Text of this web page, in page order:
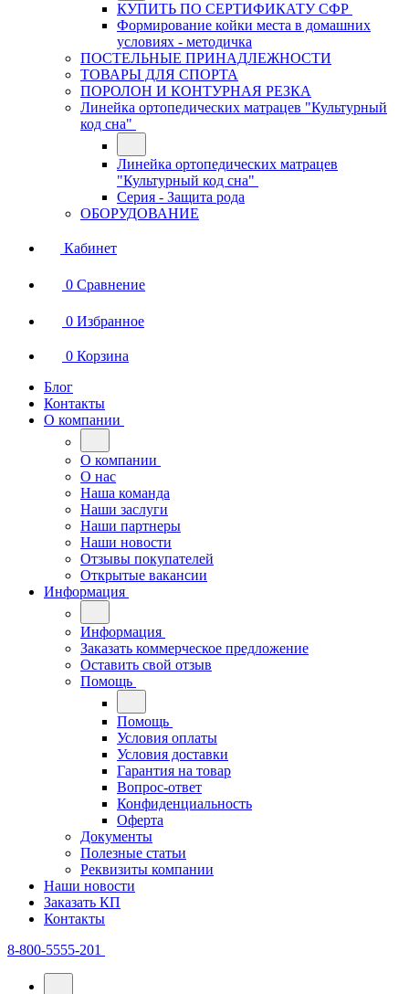
КУПИТЬ ПО СЕРТИФИКАТУ СФР
Формирование койки места в домашних
условиях - методичка
ПОСТЕЛЬНЫЕ ПРИНАДЛЕЖНОСТИ
ТОВАРЫ ДЛЯ СПОРТА
ПОРОЛОН И КОНТУРНАЯ РЕЗКА
Линейка ортопедических матрацев "Культурный
код сна"
Линейка ортопедических матрацев
"Культурный код сна"
Серия - Защита рода
ОБОРУДОВАНИЕ
Кабинет
0 Сравнение
0 Избранное
0 Корзина
Блог
Контакты
О компании
О компании
О нас
Наша команда
Наши заслуги
Наши партнеры
Наши новости
Отзывы покупателей
Открытые вакансии
Информация
Информация
Заказать коммерческое предложение
Оставить свой отзыв
Помощь
Помощь
Условия оплаты
Условия доставки
Гарантия на товар
Вопрос-ответ
Конфиденциальность
Оферта
Документы
Полезные статьи
Реквизиты компании
Наши новости
Заказать КП
Контакты
8-800-5555-201